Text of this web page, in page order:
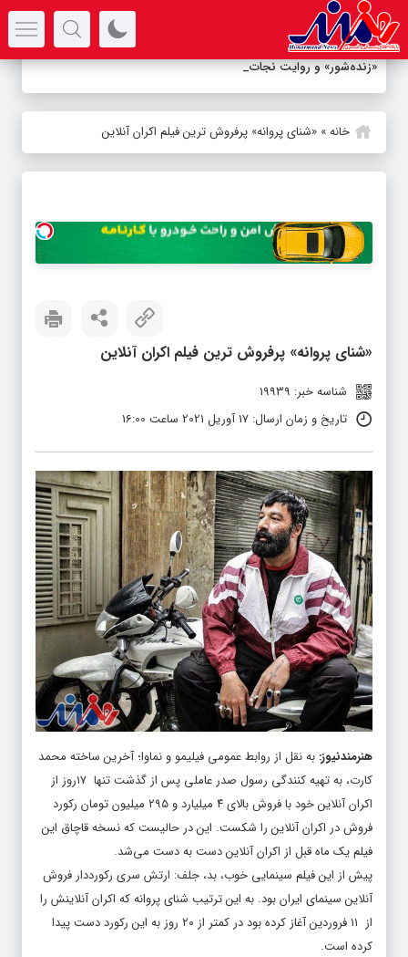
«زنده‌شور» و روایت نجات پنج اع-
خانه» «شنای پروانه» پرفروش ترین فیلم اکران آنلاین
«شنای پروانه» پرفروش ترین فیلم اکران آنلاین
شناسه خبر: 19939
تاریخ و زمان ارسال: 17 آوریل 2021 ساعت 16:00
هنرمندنیوز: به نقل از روابط عمومی فیلیمو و نماوا؛ آخرین ساخته محمد
کارت، به تهیه کنندگی رسول صدر عاملی پس از گذشت تنها ۱۷روز از
اکران آنلاین خود با فروش بالای ۴ میلیارد و ۲۹۵ میلیون تومان رکورد
فروش در اکران آنلاین را شکست. این در حالیست که نسخه قاچاق این
فیلم یک ماه قبل از اکران آنلاین دست به دست می‌شد.
پیش از این فیلم سینمایی خوب، بد، جلف: ارتش سری رکورددار فروش
آنلاین سینمای ایران بود. به این ترتیب شنای پروانه که اکران آنلاینش را
از ۱۱ فروردین آغاز کرده بود در کمتر از ۲۰ روز به این رکورد دست پیدا
کرده است.